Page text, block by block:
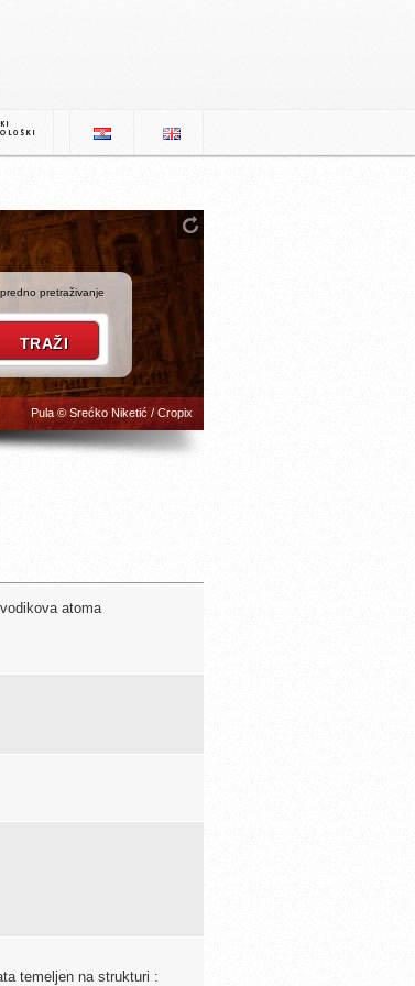
pretraživanje
Pula © Srećko Niketić / Cropix
atoma
temeljen na strukturi :